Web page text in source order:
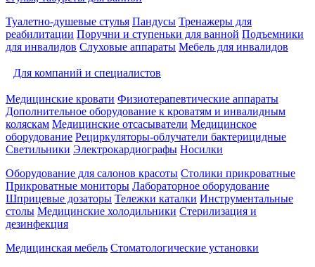
Туалетно-душевые стулья Пандусы Тренажеры для
реабилитации Поручни и ступеньки для ванной Подъемники
для инвалидов Слуховые аппараты Мебель для инвалидов
Для компаний и специалистов
Медицинские кровати Физиотерапевтические аппараты
Дополнительное оборудование к кроватям и инвалидным
коляскам Медицинские отсасыватели Медицинское
оборудование Рециркуляторы-облучатели бактерицидные
Светильники Электрокардиографы Носилки
Оборудование для салонов красоты Столики прикроватные
Прикроватные мониторы Лабораторное оборудование
Шприцевые дозаторы Тележки каталки Инструментальные
столы Медицинские холодильники Стерилизация и
дезинфекция
Медицинская мебель Стоматологические установки